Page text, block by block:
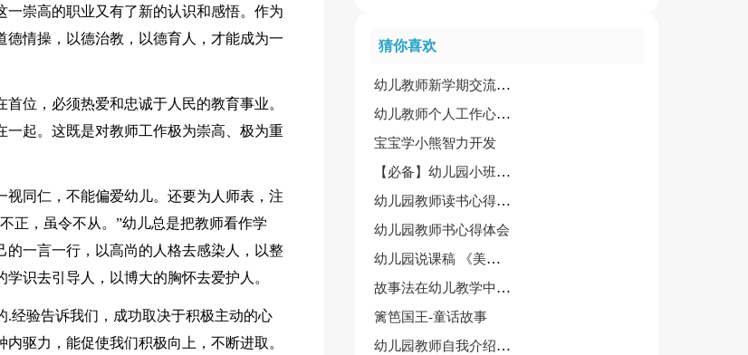
一崇高的职业又有了新的认识和感悟。作为
情操，以德治教，以德育人，才能成为一
位，必须热爱和忠诚于人民的教育事业。
起。这既是对教师工作极为崇高、极为重
同仁，不能偏爱幼儿。还要为人师表，注
正，虽令不从。”幼儿总是把教师看作学
一言一行，以高尚的人格去感染人，以整
识去引导人，以博大的胸怀去爱护人。
经验告诉我们，成功取决于积极主动的心
驱力，能促使我们积极向上，不断进取。
猜你喜欢
幼儿教师新学期交流培训会心得体会
幼儿教师个人工作心得精选15篇
宝宝学小熊智力开发
【必备】幼儿园小班教案模板汇总七篇
幼儿园教师读书心得体会作文
幼儿园教师书心得体会
幼儿园说课稿 《美丽的公鸡》
故事法在幼儿教学中运用论文
篱笆国王-童话故事
幼儿园教师自我介绍范文集合5篇